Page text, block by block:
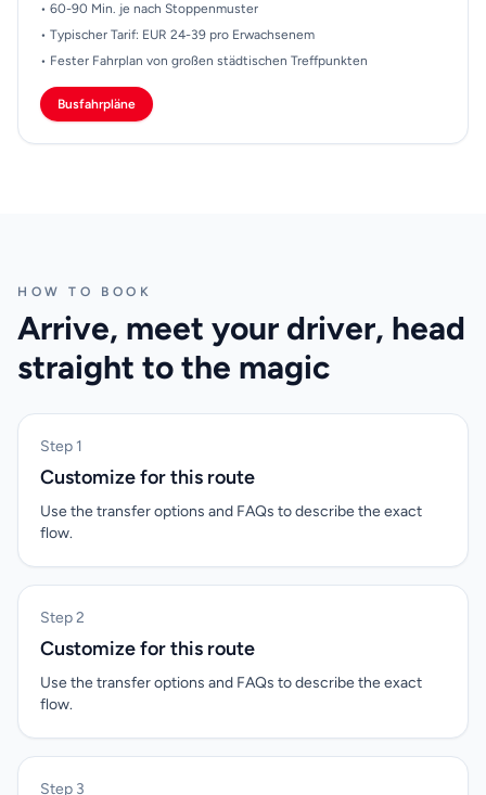
• 60-90 Min. je nach Stoppenmuster
• Typischer Tarif: EUR 24-39 pro Erwachsenem
• Fester Fahrplan von großen städtischen Treffpunkten
Busfahrpläne
HOW TO BOOK
Arrive, meet your driver, head
straight to the magic
Step 1
Customize for this route
Use the transfer options and FAQs to describe the exact
flow.
Step 2
Customize for this route
Use the transfer options and FAQs to describe the exact
flow.
Step 3